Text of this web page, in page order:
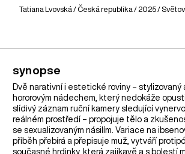
Tatiana Lvovská /Česká republika / 2025 /
synopse
Dvě narativní i estetické roviny – stylizovaný
hororovým nádechem, který nedokáže
slídivý záznam ruční kamery sledující
reálném prostředí – propojuje tělo a
se sexualizovaným násilím. Variace na
příběh přebírá a přepisuje muž, vytváří
současné hrdinky, která zajíkavě a s bolestí